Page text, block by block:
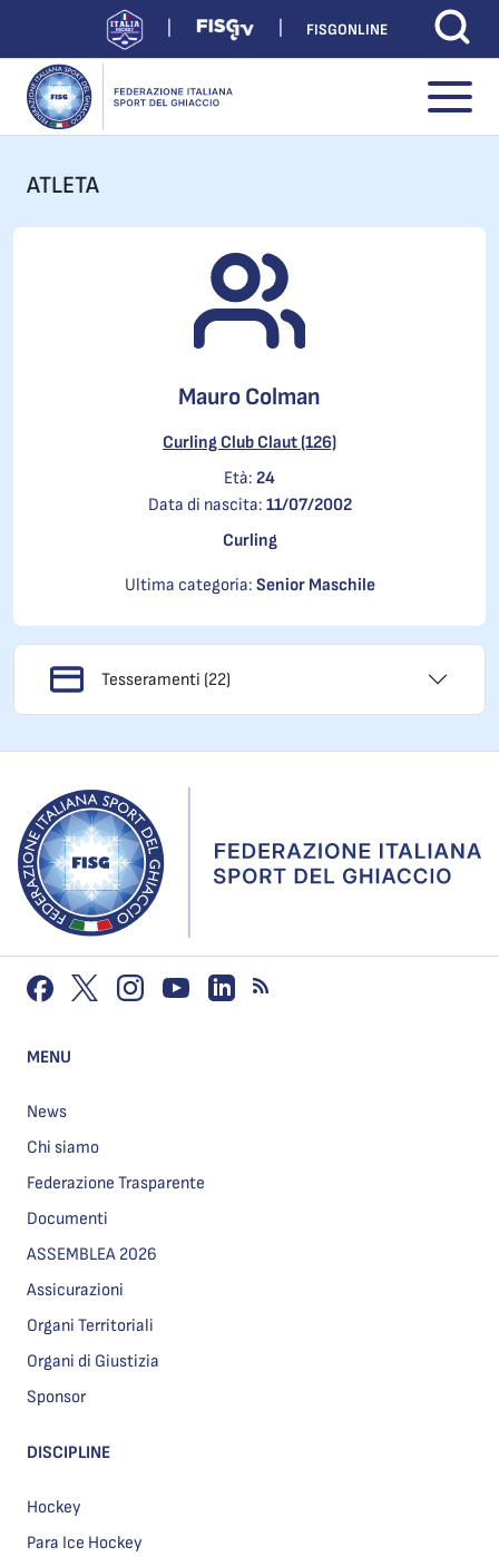
FISGONLINE
ATLETA
Mauro Colman
Curling Club Claut (126)
Età: 24
Data di nascita: 11/07/2002
Curling
Ultima categoria: Senior Maschile
Tesseramenti (22)
MENU
News
Chi siamo
Federazione Trasparente
Documenti
ASSEMBLEA 2026
Assicurazioni
Organi Territoriali
Organi di Giustizia
Sponsor
DISCIPLINE
Hockey
Para Ice Hockey